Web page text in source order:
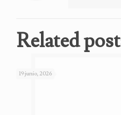
Related
19 junio, 2026